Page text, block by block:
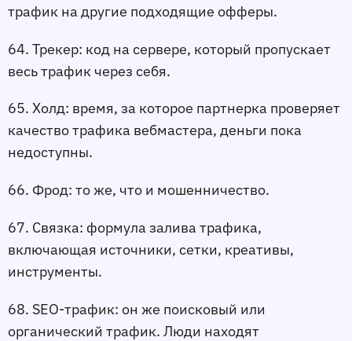
трафик на другие подходящие офферы.
64. Трекер: код на сервере, который пропускает
весь трафик через себя.
65. Холд: время, за которое партнерка проверяет
качество трафика вебмастера, деньги пока
недоступны.
66. Фрод: то же, что и мошенничество.
67. Связка: формула залива трафика,
включающая источники, сетки, креативы,
инструменты.
68. SEO-трафик: он же поисковый или
органический трафик. Люди находят